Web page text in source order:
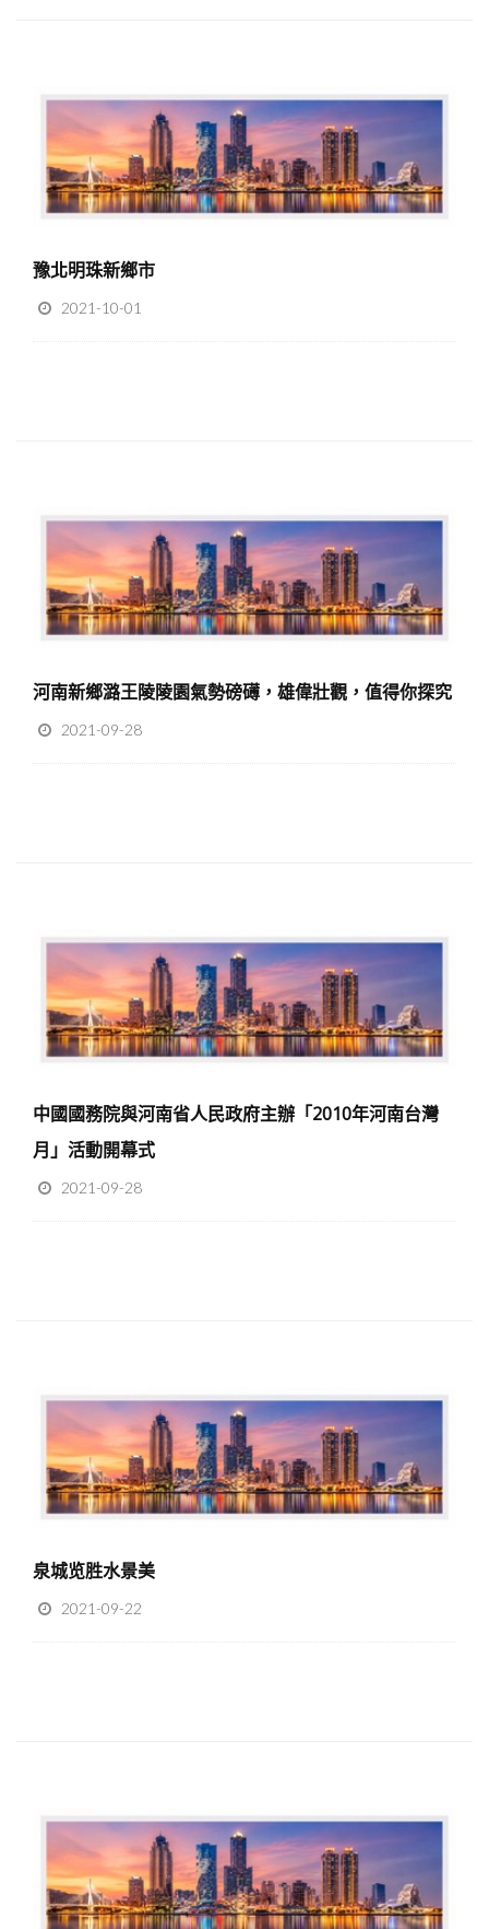
豫北明珠新鄉市
2021-10-01
河南新鄉潞王陵陵園氣勢磅礡，雄偉壯觀，值得你探究
2021-09-28
中國國務院與河南省人民政府主辦「2010年河南台灣
月」活動開幕式
2021-09-28
泉城览胜水景美
2021-09-22